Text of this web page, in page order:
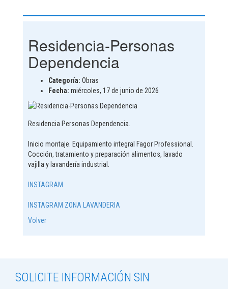
Residencia-Personas
Dependencia
Categoría: Obras
Fecha: miércoles, 17 de junio de 2026
Residencia Personas Dependencia.
Inicio montaje. Equipamiento integral Fagor Professional.
Cocción, tratamiento y preparación alimentos, lavado
vajilla y lavandería industrial.
INSTAGRAM
INSTAGRAM ZONA LAVANDERIA
Volver
SOLICITE INFORMACIÓN SIN